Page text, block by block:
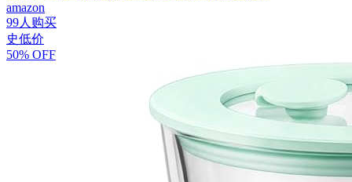
amazon
99人购买
史低价
50% OFF